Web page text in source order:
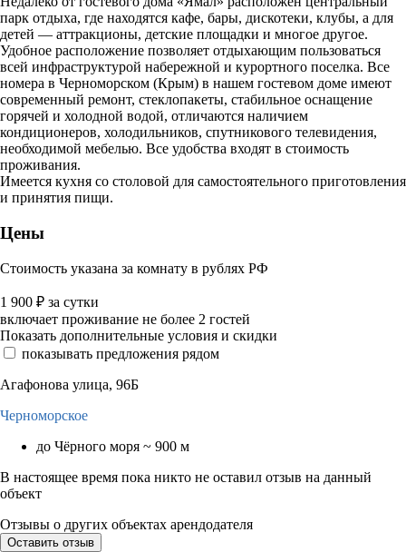
парк отдыха, где находятся кафе, бары, дискотеки, клубы, а для
детей — аттракционы, детские площадки и многое другое.
Удобное расположение позволяет отдыхающим пользоваться
всей инфраструктурой набережной и курортного поселка. Все
номера в Черноморском (Крым) в нашем гостевом доме имеют
современный ремонт, стеклопакеты, стабильное оснащение
горячей и холодной водой, отличаются наличием
кондиционеров, холодильников, спутникового телевидения,
необходимой мебелью. Все удобства входят в стоимость
проживания.
Имеется кухня со столовой для самостоятельного приготовления
и принятия пищи.
Цены
Стоимость указана за комнату в рублях РФ
1 900 ₽ за сутки
включает проживание не более 2 гостей
Показать дополнительные условия и скидки
показывать предложения рядом
Агафонова улица, 96Б
Черноморское
до Чёрного моря ~ 900 м
В настоящее время пока никто не оставил отзыв на данный
объект
Отзывы о других объектах арендодателя
Оставить отзыв